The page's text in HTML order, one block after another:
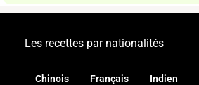
Les recettes par nationalités
Chinois Français Indien